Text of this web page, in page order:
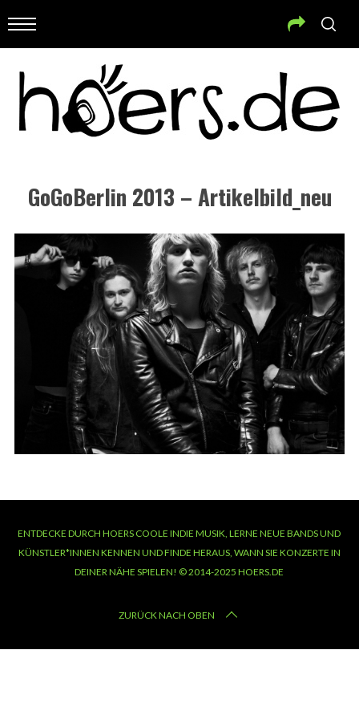
GoGoBerlin 2013 – Artikelbild_neu
ENTDECKE DURCH HOERS COOLE INDIE MUSIK, LERNE NEUE BANDS UND
KÜNSTLER*INNEN KENNEN UND FINDE HERAUS, WANN SIE KONZERTE IN
DEINER NÄHE SPIELEN! © 2014-2025 HOERS.DE
ZURÜCK NACH OBEN